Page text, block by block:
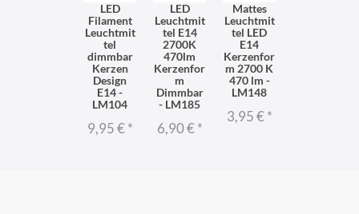
LED
Filament
Leuchtmit
tel
dimmbar
Kerzen
Design
E14 -
LM104
9,95 €*
LED
Leuchtmit
tel E14
2700K
470lm
Kerzenfor
m
Dimmbar
- LM185
6,90 €*
Mattes
Leuchtmit
tel LED
E14
Kerzenfor
m 2700 K
470 lm -
LM148
3,95 €*